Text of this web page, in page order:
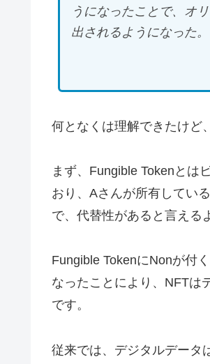
うになったことで、オ
出されるようになった。
何となくは理解できたけど
まず、Fungible Tokenとは
おり、Aさんが所有してい
で、代替性があると言える
Fungible TokenにNonが付
なったことにより、NFTは
です。
従来では、デジタルデータ